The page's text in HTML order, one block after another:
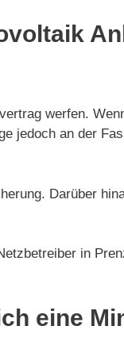
werfen.
jedoch an der
Darüber
in
eine